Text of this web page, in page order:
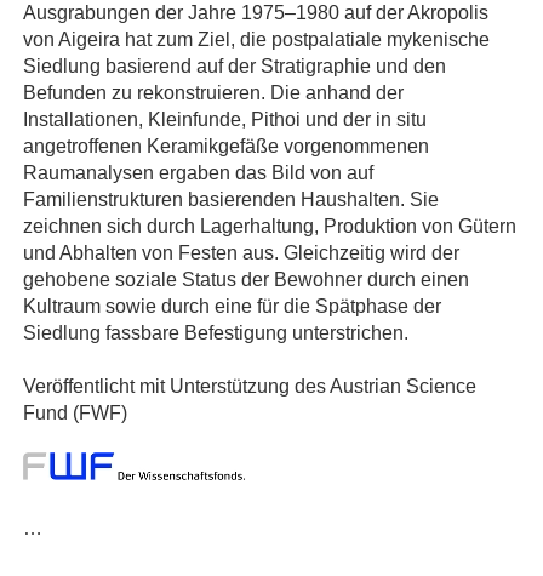
Ausgrabungen der Jahre 1975–1980 auf der Akropolis
von Aigeira hat zum Ziel, die postpalatiale mykenische
Siedlung basierend auf der Stratigraphie und den
Befunden zu rekonstruieren. Die anhand der
Installationen, Kleinfunde, Pithoi und der in situ
angetroffenen Keramikgefäße vorgenommenen
Raumanalysen ergaben das Bild von auf
Familienstrukturen basierenden Haushalten. Sie
zeichnen sich durch Lagerhaltung, Produktion von Gütern
und Abhalten von Festen aus. Gleichzeitig wird der
gehobene soziale Status der Bewohner durch einen
Kultraum sowie durch eine für die Spätphase der
Siedlung fassbare Befestigung unterstrichen.
Veröffentlicht mit Unterstützung des Austrian Science
Fund (FWF)
…